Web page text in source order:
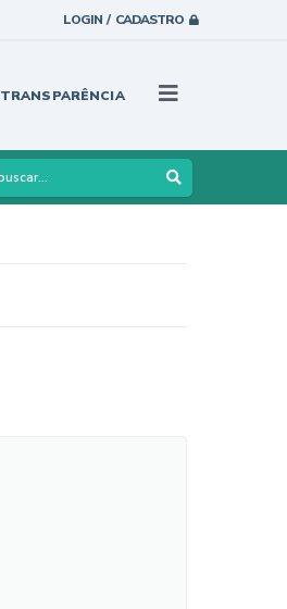
LOGIN / CADASTRO
TRANSPARÊNCIA